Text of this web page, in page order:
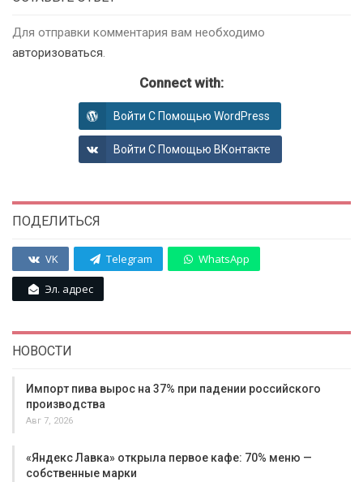
Для отправки комментария вам необходимо
авторизоваться.
Connect with:
Войти С Помощью WordPress
Войти С Помощью ВКонтакте
ПОДЕЛИТЬСЯ
VK Telegram WhatsApp
Эл. адрес
НОВОСТИ
Импорт пива вырос на 37% при падении российского
производства
Авг 7, 2026
«Яндекс Лавка» открыла первое кафе: 70% меню —
собственные марки